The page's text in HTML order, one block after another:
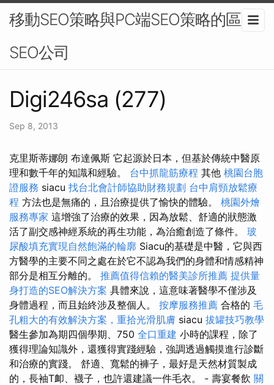
移動SEO策略與PC端SEO策略的區別-
SEO公司
Digi246sa (277)
Sep 8, 2013
克里斯蒂娜朗 布達佩斯 它起源於日本，但基於傳統中醫原
理和數千年的知識和經驗。 台中抓龍筋療程 其他 桃園台胞
證服務 siacu 找台北會計師協助財務規劃 台中肩頸放鬆療
程 方法也是無痛的，且治療提供了愉快的體驗。 桃園外燴
服務專家 這增強了治療的效果，因為放鬆、舒適的狀態激
活了副交感神經系統的再生功能，為治癒創造了條件。 玻
尿酸填充實現自然飽滿的輪廓 Siacu的基礎是中醫，它與西
方醫學的主要不同之處在於它不認為我們的身體和情感精神
部分是相互分離的。 推薦值得信賴的醫美診所推薦 提供量
身打造的SEO解決方案 具體來說，這意味著醫學不僅涉及
身體過程，而且始終涉及整個人。 按摩服務推薦 合格的 毛
孔粗大的有效解決方案，重拾光滑肌膚 siacu 拔罐技巧教學
醫生參加為期四個學期、750 全口重建 小時的課程，除了
獲得理論知識外，還獲得實踐經驗，強調透過觸摸進行診斷
和治療的實踐。 舒適、寬鬆的褲子，最好是天然材質製成
的，長袖T卹、襪子，也許還建議一件毛衣。 - 壽宴餐飲 關